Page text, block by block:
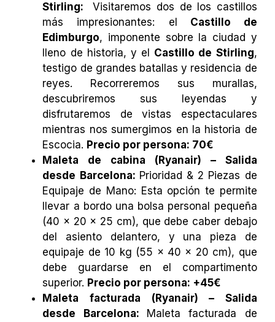
Stirling:Visitaremos dos de los castillos
más impresionantes: el
Castillo de
Edimburgo, imponente sobre la ciudad y
lleno de historia, y el Castillo de Stirling,
testigo de grandes batallas y residencia de
reyes. Recorreremos sus murallas,
descubriremos sus leyendas y
disfrutaremos de vistas espectaculares
mientras nos sumergimos en la historia de
Escocia. Precio por persona: 70€
Maleta de cabina (Ryanair) – Salida
desde Barcelona: Prioridad & 2 Piezas de
Equipaje de Mano: Esta opción te permite
llevar a bordo una bolsa personal pequeña
(40 x 20 x 25 cm), que debe caber debajo
del asiento delantero, y una pieza de
equipaje de 10 kg (55 x 40 x 20 cm), que
debe guardarse en el compartimento
superior. Precio por persona: +45€
Maleta facturada (Ryanair) – Salida
desde Barcelona: Maleta facturada de